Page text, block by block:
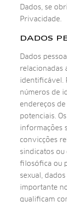
Dados, se
Privacidade.
DADOS
Dados
relacionadas
identificável.
números de
endereços
potenciais.
informações
convicções
sindicatos ou
filosófica ou
sexual,
importante
qualificam